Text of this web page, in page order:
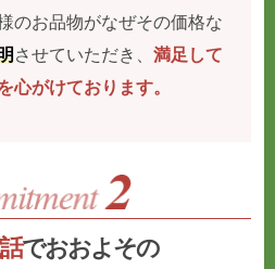
のお品物がなぜその価格な
させていただき、満足して
心がけております。
でおおよその